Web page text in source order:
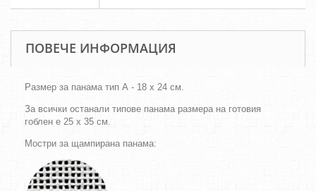
ПОВЕЧЕ ИНФОРМАЦИЯ
Размер за панама тип А - 18 х 24 см.
За всички останали типове панама размера на готовия
гоблен е 25 х 35 см.
Мостри за щампирана панама: